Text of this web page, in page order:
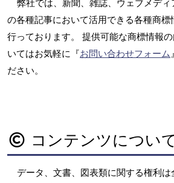
弊社では、新聞、雑誌、ウェブメデ
の各種記事において活用できる各種商標
行っております。 提供可能な商標情報
いてはお気軽に『お問い合わせフォーム
ださい。
コンテンツについ
データ、文書、図表類に関する権利は